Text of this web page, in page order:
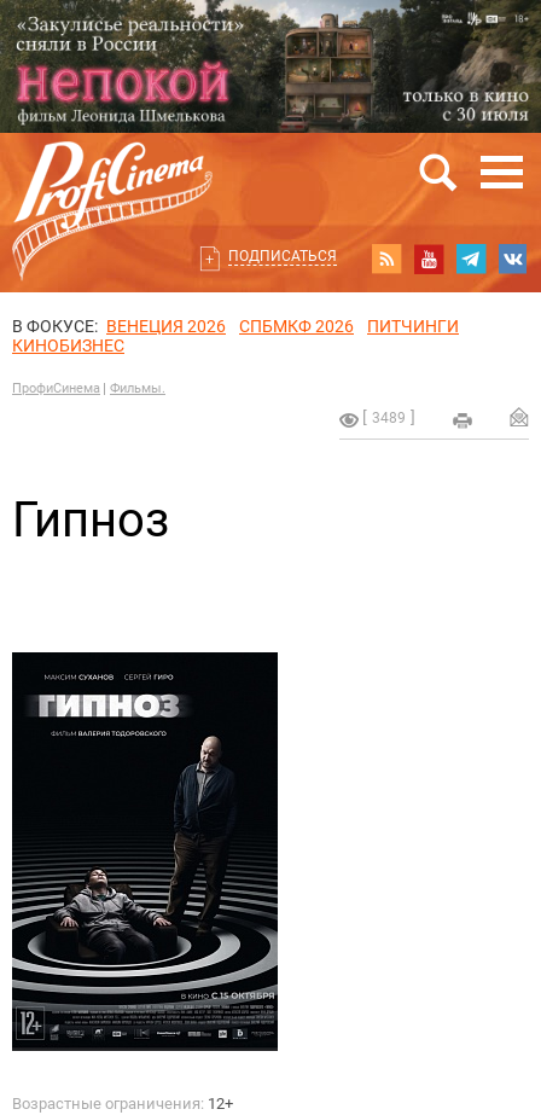
ПОДПИСАТЬСЯ
В ФОКУСЕ: ВЕНЕЦИЯ 2026 СПБМКФ 2026
ПИТЧИНГИ
КИНОБИЗНЕС
ПрофиСинема Фильмы.
3489
Гипноз
Возрастные ограничения: 12+